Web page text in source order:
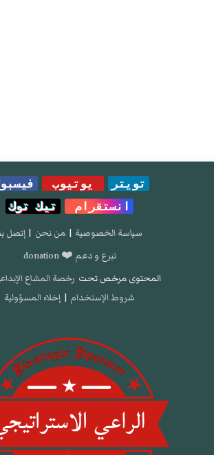
تويتر يوتيوب
انستقرام
تيك توك
سياسة الخصوصية | من نحن | إتصل
تبرع و دعم ❤️ donation
المحتوى مرخص تحت رخصة المشاع الإبداعي
شروط الإستخدام | إخلاء المسؤولية